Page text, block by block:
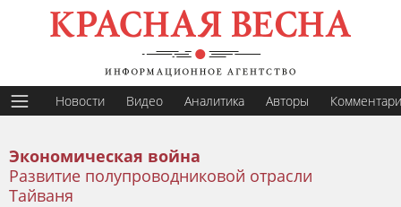
Новости Видео Аналитика Авторы
Экономическая война
Развитие полупроводниковой отрасли
Тайваня